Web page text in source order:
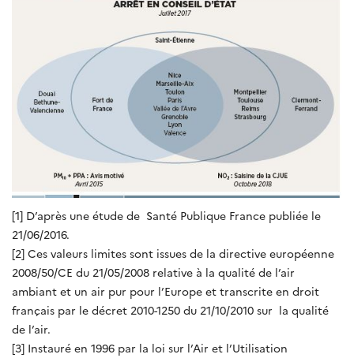
[1] D’après une étude de Santé Publique France publiée le
21/06/2016.
[2] Ces valeurs limites sont issues de la directive européenne
2008/50/CE du 21/05/2008 relative à la qualité de l’air
ambiant et un air pur pour l’Europe et transcrite en droit
français par le décret 2010-1250 du 21/10/2010 sur la qualité
de l’air.
[3] Instauré en 1996 par la loi sur l’Air et l’Utilisation